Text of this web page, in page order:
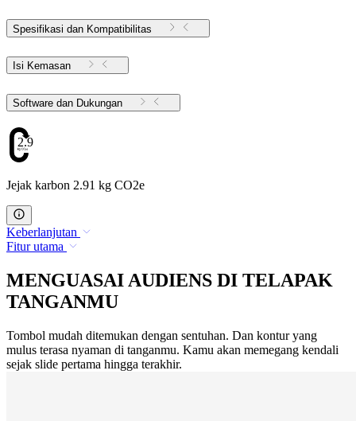
Spesifikasi dan Kompatibilitas
Isi Kemasan
Software dan Dukungan
2.91
Jejak karbon 2.91 kg CO2e
Keberlanjutan
Fitur utama
MENGUASAI AUDIENS DI TELAPAK
TANGANMU
Tombol mudah ditemukan dengan sentuhan. Dan kontur yang
mulus terasa nyaman di tanganmu. Kamu akan memegang kendali
sejak slide pertama hingga terakhir.